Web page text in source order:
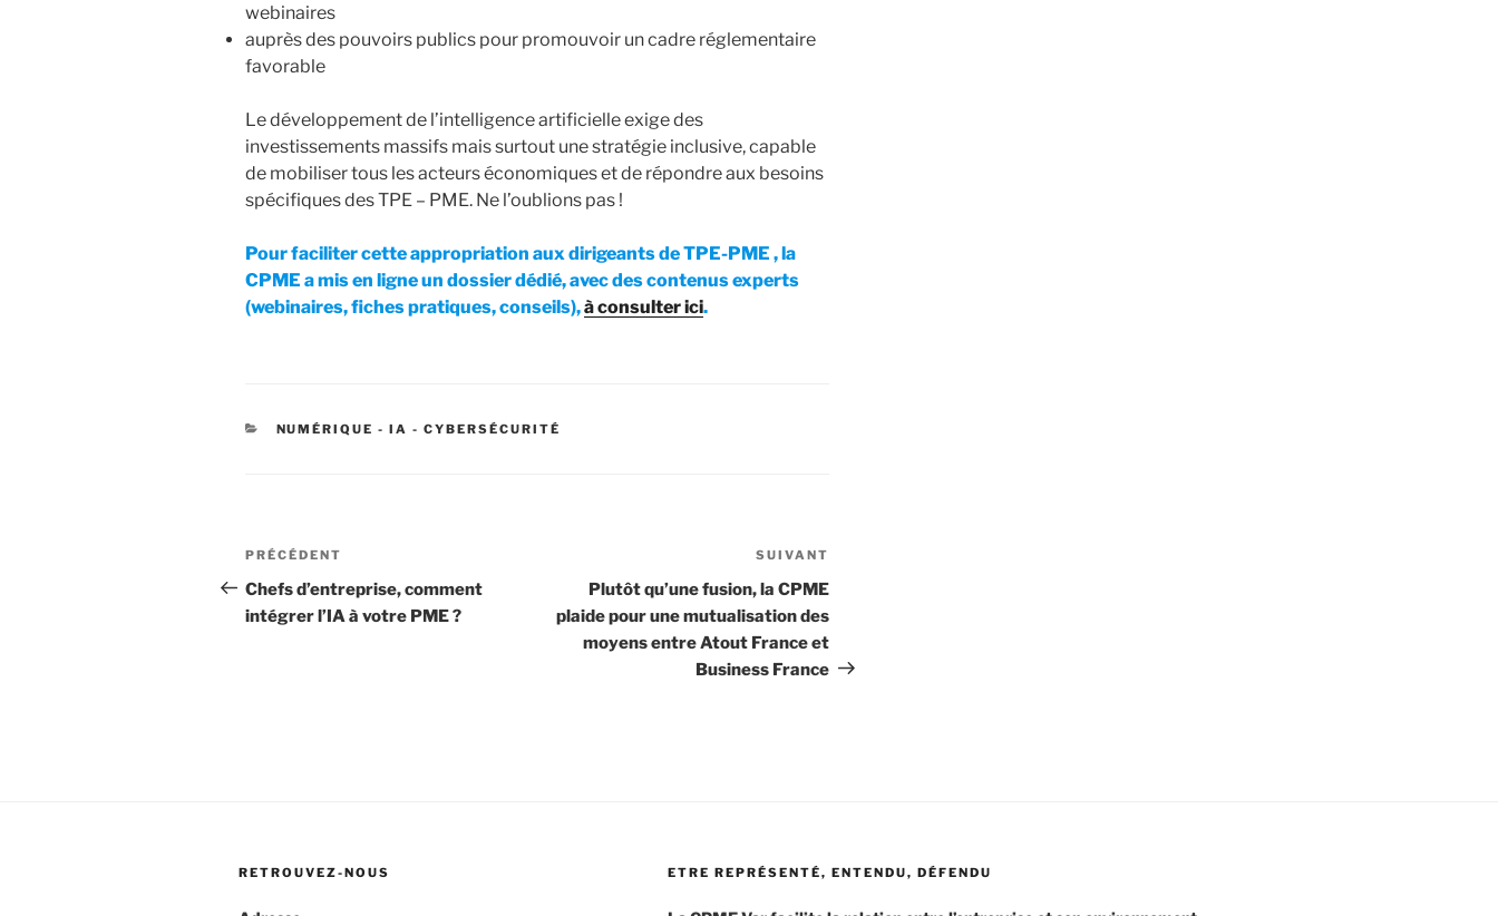
webinaires
auprès des pouvoirs publics pour promouvoir un cadre réglementaire
favorable
Le développement de l’intelligence artificielle exige des
investissements massifs mais surtout une stratégie inclusive, capable
de mobiliser tous les acteurs économiques et de répondre aux besoins
spécifiques des TPE – PME. Ne l’oublions pas !
Pour faciliter cette appropriation aux dirigeants de TPE-PME , la
CPME a mis en ligne un dossier dédié, avec des contenus experts
(webinaires, fiches pratiques, conseils),à consulter ici.
CATÉGORIES
NUMÉRIQUE - IA - CYBERSÉCURITÉ
Navigation
de
l’article
Article
précédent
PRÉCÉDENT
Chefs d’entreprise, comment
intégrer l’IA à votre PME ?
suivant
SUIVANT
Plutôt qu’une fusion, la CPME
plaide pour une mutualisation des
moyens entre Atout France et
Business France
RETROUVEZ-NOUS ETRE REPRÉSENTÉ, ENTENDU, DÉFENDU